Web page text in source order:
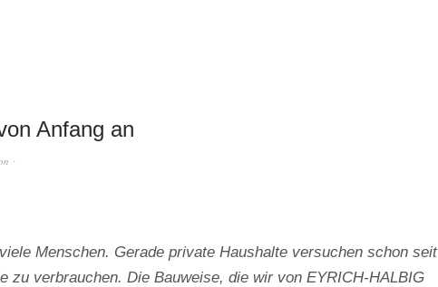
Anfang an
Menschen. Gerade private Haushalte versuchen schon seit
zu verbrauchen. Die Bauweise, die wir von EYRICH-HALBIG